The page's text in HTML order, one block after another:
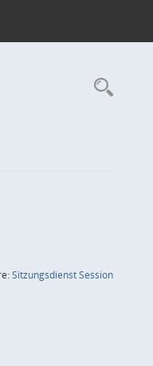
SitzungsdienstSession(Wird in